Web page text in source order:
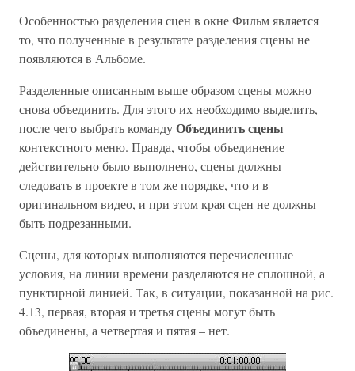
Особенностью разделения сцен в окне Фильм является
то, что полученные в результате разделения сцены не
появляются в Альбоме.
Разделенные описанным выше образом сцены можно
снова объединить. Для этого их необходимо выделить,
после чего выбрать командуОбъединить сцены
контекстного меню. Правда, чтобы объединение
действительно было выполнено, сцены должны
следовать в проекте в том же порядке, что и в
оригинальном видео, и при этом края сцен не должны
быть подрезанными.
Сцены, для которых выполняются перечисленные
условия, на линии времени разделяются не сплошной, а
пунктирной линией. Так, в ситуации, показанной на рис.
4.13, первая, вторая и третья сцены могут быть
объединены, а четвертая и пятая – нет.